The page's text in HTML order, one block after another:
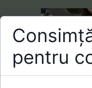
pentru